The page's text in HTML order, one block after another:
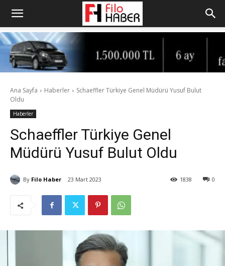
Ana Sayfa Haberler
Schaeffler Türkiye Genel Müdürü Yusuf Bulut
Oldu
Haberler
Schaeffler Türkiye Genel
Müdürü Yusuf Bulut Oldu
By Filo Haber 23 Mart 2023 0
1838